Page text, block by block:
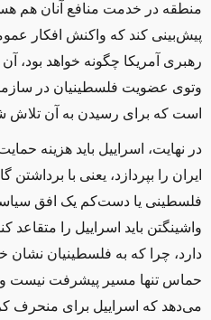
منطقه‌ در خدمت منافع آنان هم
پیش‌بینی کند که واکنش افکار
رهبری آمریکا چگونه خواهد بود،
وتوی عضویت فلسطینیان در
است که برای رسیدن به آن تلاش
در نهایت، اسراییل باید هزینه
ایران را بپردازد، یعنی با
فلسطینی یا دست‌کم یک افق
واشینگتن باید اسراییل را متقاعد
دارد، چرا که به فلسطینیان نشان
حماس تنها مسیر پیشرفت نیست و
می‌دهد که اسراییل برای منحرف